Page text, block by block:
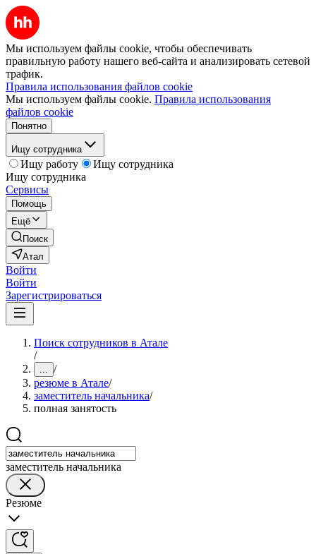
Мы используем файлы cookie, чтобы обеспечивать
правильную работу нашего веб-сайта и анализировать сетевой
трафик.
Правила использования файлов cookie
Мы используем файлы cookie. Правила использования
файлов cookie
Понятно
Ищу сотрудника
Ищу работу
Ищу сотрудника
Ищу сотрудника
Сервисы
Помощь
Ещё
Поиск
Атал
Войти
Войти
Зарегистрироваться
Поиск сотрудников в Атале
/
... /
резюме в Атале/
заместитель начальника/
полная занятость
заместитель начальника
Резюме